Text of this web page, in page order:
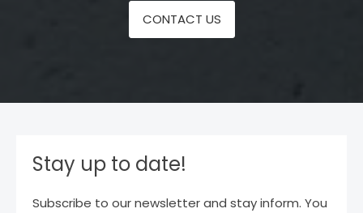
CONTACT US
Stay up to date!
Subscribe to our newsletter and stay inform. You